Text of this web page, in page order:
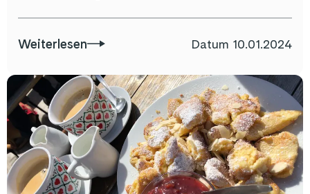
Weiterlesen Datum 10.01.2024